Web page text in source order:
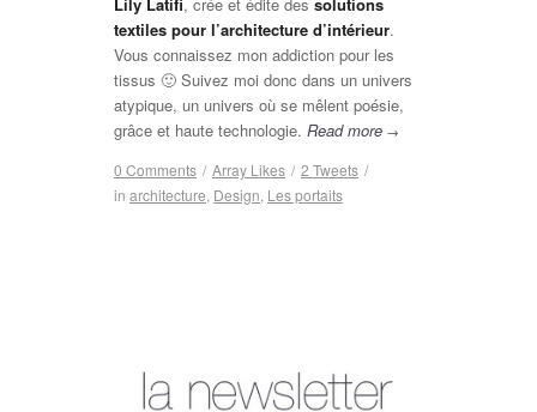
textiles pour l’architecture d’intérieur.
Vous connaissez mon addiction pour les
tissus 🙂 Suivez moi donc dans un univers
atypique, un univers où se mêlent poésie,
grâce et haute technologie. Read more →
0 Comments / Array Likes / 2 Tweets /
in architecture, Design, Les portaits